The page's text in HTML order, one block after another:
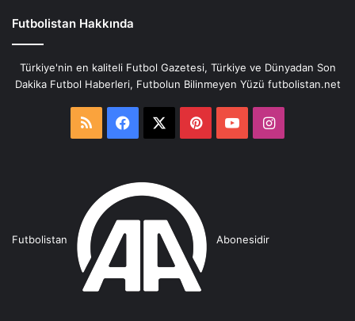
Futbolistan Hakkında
Türkiye'nin en kaliteli Futbol Gazetesi, Türkiye ve Dünyadan Son
Dakika Futbol Haberleri, Futbolun Bilinmeyen Yüzü futbolistan.net
RSS Facebook PinterestYouTubeInstagram
Futbolistan Abonesidir